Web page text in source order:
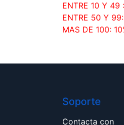
ENTRE 10 Y 49
ENTRE 50 Y
MAS DE 100:
Soporte
Contacta con